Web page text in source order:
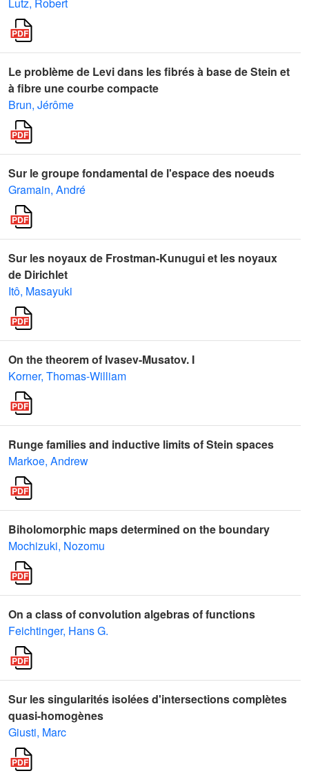
Le problème de Levi dans les fibrés à base de Stein et
à fibre une courbe compacte
Brun, Jérôme
Sur le groupe fondamental de l'espace des noeuds
Gramain, André
Sur les noyaux de Frostman-Kunugui et les noyaux
de Dirichlet
Itô, Masayuki
On the theorem of Ivasev-Musatov. I
Korner, Thomas-William
Runge families and inductive limits of Stein spaces
Markoe, Andrew
Biholomorphic maps determined on the boundary
Mochizuki, Nozomu
On a class of convolution algebras of functions
Feichtinger, Hans G.
Sur les singularités isolées d'intersections complètes
quasi-homogènes
Giusti, Marc